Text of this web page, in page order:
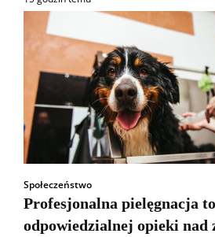
Społeczeństwo
Profesjonalna pielęgnacja
odpowiedzialnej opieki nad